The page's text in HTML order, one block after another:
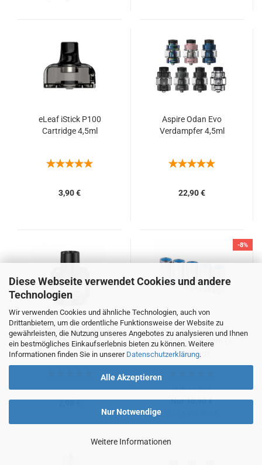
Diese Webseite verwendet Cookies und andere
Technologien
Wir verwenden Cookies und ähnliche Technologien, auch von
Drittanbietern, um die ordentliche Funktionsweise der Website zu
gewährleisten, die Nutzung unseres Angebotes zu analysieren und Ihnen
ein bestmögliches Einkaufserlebnis bieten zu können. Weitere
Informationen finden Sie in unserer Datenschutzerklärung.
Alle Akzeptieren
Nur Notwendige
Weitere Informationen
eLeaf iStick P100
Cartridge 4,5ml
3,90 €
Aspire Odan Evo
Verdampfer 4,5ml
22,90 €
Aspire BP80 Pod 4,6ml
-8%
5 x Aspire BP Coil 0,15 /
0,17 / 0,3 / 0,6 Ohm (1
Packung)
UVP 11,90 €
Nur 10,90 €